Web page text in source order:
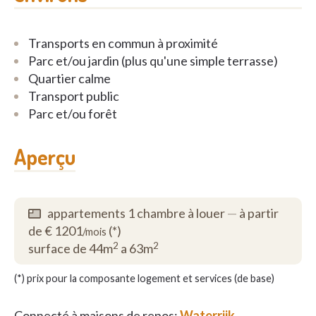
brasserie.
Wie dat wenst, kan gratis deelnemen aan het ruime
aanbod van activiteiten. Elke dag valt er iets anders
te beleven. Elke dag is een nieuwe dag.
Voor meer foto's, zie onze website:
www.waterrijk.be
Transports en commun à proximité
Parc et/ou jardin (plus qu'une simple terrasse)
Quartier calme
Transport public
Parc et/ou forêt
Aperçu
appartements 1 chambre à louer— à partir
de € 1201/mois (*)
surface de 44m2 a 63m2
(*) prix pour la composante logement et services (de base)